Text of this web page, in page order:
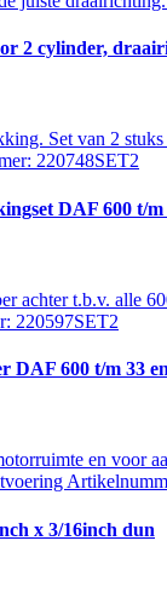
2 cylinder,
DAF 600 t/m
DAF 600 t/m 33
x 3/16inch dun